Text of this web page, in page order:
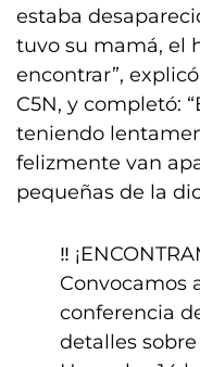
estaba
tuvo su mamá, el
encontrar”,
C5N, y completó:
teniendo
felizmente van
pequeñas de la
‼️
Convocamos
conferencia
detalles